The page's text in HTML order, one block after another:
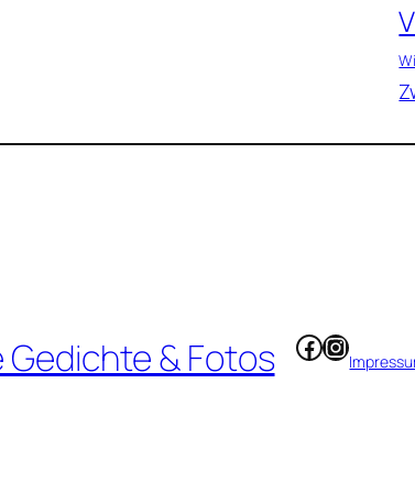
Gedichte & Fotos Facebook